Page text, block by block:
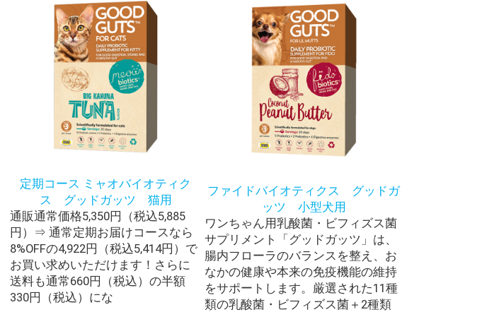
定期コース ミャオバイオティク
ス グッドガッツ 猫用
通販通常価格5,350円（税込5,885
円）⇒ 通常定期お届けコースなら
8%OFFの4,922円（税込5,414円）で
お買い求めいただけます！さらに
送料も通常660円（税込）の半額
330円（税込）にな
ファイドバイオティクス グッドガ
ッツ 小型犬用
ワンちゃん用乳酸菌・ビフィズス菌
サプリメント「グッドガッツ」は、
腸内フローラのバランスを整え、お
なかの健康や本来の免疫機能の維持
をサポートします。厳選された11種
類の乳酸菌・ビフィズス菌＋2種類